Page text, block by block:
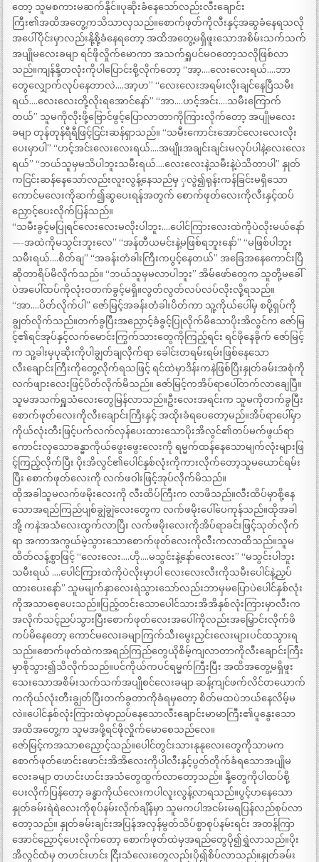
တော့ သူမစကားမဆက်နိုင်။ပုဆိုးခံနေသော်လည်းလီးချောင်း
ကြီး၏အထိအတွေ့ကသိသာလှသည်။စောက်ဖုတ်ကိုလီးနှင့်အဆွခံနေရသလို
အပေါ်ပိုင်းမှာလည်းနို့စို့ခံနေရတော့ အထိအတွေ့မရှိဖူးသောအစိမ်းသက်သက်
အပျိုမလေးခမျာ ရင်ဖိုလှိုက်မောကာ အသက်ရှူပင်မဝတော့သလိုဖြစ်လာ
သည်။ကျန်နို့တလုံးကိုပါပြောင်းစို့လိုက်တော့ “အာ့….လေးလေးရယ်….ဘာ
တွေလျှောက်လုပ်နေတာလဲ….အာ့ဟ” “လေးလေးအရမ်းလိုးချင်နေပြီသမီး
ရယ်….လေးလေးတို့လိုးရအောင်နော်” “အာ….ဟင့်အင်း….သမီးကြောက်
တယ်” သူမကိုလိုးဖို့ဗြောင်ဖွင့်ပြောလာတာကိုကြားလိုက်တော့ အပျိုမလေး
ခမျာ တုန်တုန်ရီရီဖြင့်ငြင်းဆန်ရှာသည်။ “သမီးကောင်းအောင်လေးလေးလိုး
ပေးမှာပါ” “ဟင့်အင်းလေးလေးရယ်….အမျိုးအချင်းချင်းမလုပ်ပါနဲ့လေးလေး
ရယ်” “ဘယ်သူမှမသိပါဘူးသမီးရယ်….လေးလေးနဲ့သမီးနဲ့ပဲသိတာပါ” နှုတ်
ကငြင်းဆန်နေသော်လည်းလူးလွန့်နေသည်မှ ှလွဲ၍ရုန်းကန်ခြင်းမရှိသော
ကောင်မလေးကိုဆက်၍ဆွပေးရန်အတွက် စောက်ဖုတ်လေးကိုလီးနှင့်ထပ်
ညှောင့်ပေးလိုက်ပြန်သည်။
“သမီးခွင့်မပြုရင်လေးလေးမလိုးပါဘူး….ပေါင်ကြားလေးထဲကိုပဲလိုးမယ်နော်
—-အထဲကိုမသွင်းဘူးလေ” “အန်တီယမင်းနဲ့မဖြစ်ရဘူးနော်” “မဖြစ်ပါဘူး
သမီးရယ်….စိတ်ချ” “အခန်းတံခါးကြီးကပွင့်နေတယ်” အခြေအနေကောင်းပြီ
ဆိုတာရိပ်မိလိုက်သည်။ “ဘယ်သူမှမလာပါဘူး” အိမ်ဖော်တွေက သူတို့မခေါ်
ပဲအပေါ်ထပ်ကိုလုံးဝတက်ခွင့်မရှိ။လွတ်လွတ်လပ်လပ်လိုးလို့ရသည်။
“အာ….ပိတ်လိုက်ပါ” ဇော်မြင့်အခန်းတံခါးပိတ်ကာ သူ့ကိုယ်ပေါ်မှ စပို့ရှပ်ကို
ချွတ်လိုက်သည်။တက်ခွပြီးအညှောင့်ခံခွင့်ပြုလိုက်မိသောပိုးအိလွင်က ဇော်မြ
င့်၏ရင်အုပ်နှင့်လက်မောင်းကြွက်သားတွေကိုကြည့်ရင်း ရင်ဖိုနေခိုက် ဇော်မြင့်
က သူ့ခါးမှပုဆိုးကိုပါချွတ်ချလိုက်ရာ ခေါင်းတရမ်းရမ်းဖြစ်နေသော
လီးချောင်းကြီးကိုတွေ့လိုက်ရသဖြင့် ရင်ထဲမှာဒိန်းကနဲဖြစ်ပြီးနှုတ်ခမ်းအစုံကို
လက်ဖျားလေးဖြင့်ပိတ်လိုက်မိသည်။ ဇော်မြင့်ကအိပ်ရာပေါ်တက်လာချေပြီ။
သူမအသက်ရှူသံလေးတွေမြန်လာသည်။ဦးလေးအရင်းက သူမကိုတက်ခွပြီး
စောက်ဖုတ်လေးကိုလီးချောင်းကြီးနှင့် အထိုးခံရပေတော့မည်။အိပ်ရာပေါ်မှာ
ကိုယ်လုံးတီးဖြင့်ပက်လက်လှန်ပေးထားသောပိုးအိလွင်၏တပ်မက်ဖွယ်ရာ
ကောင်းလှသောခန္ဓာကိုယ်ဖွေးဖွေးလေးကို ရမ္မက်ထန်နေသောမျက်လုံးများဖြ
င့်ကြည့်လိုက်ပြီး ပိုးအိလွင်၏ပေါင်နှစ်လုံးကိုကားလိုက်တော့သူမယောင်ရမ်း
ပြီး စောက်ဖုတ်လေးကို လက်ဖဝါးဖြင့်အုပ်လိုက်မိသည်။
ထိုအခါသူမလက်ဖမိုးလေးကို လီးထိပ်ကြီးက လာဖိသည်။လီးထိပ်မှာစို့နေ
သောအရည်ကြည်ပျစ်ချွဲချွဲလေးတွေက လက်ဖမိုးပေါ်ပေကုန်သည်။ထိုအခါ
အို့ ကနဲအသံလေးထွက်လာပြီး လက်ဖမိုးလေးကိုအိပ်ရာခင်းဖြင့်သုတ်လိုက်
ရာ အကာအကွယ်မဲ့သွားသောစောက်ဖုတ်လေးကိုလီးကလာထိသည်။သူမ
ထိတ်လန့်စွာဖြင့် “လေးလေး….ဟို….မသွင်းနဲ့နော်လေးလေး” “မသွင်းပါဘူး
သမီးရယ် ….ပေါင်ကြားထဲကိုပဲလိုးမှာပါ လေးလေးလီးကိုသမီးပေါင်နဲ့ညှပ်
ထားပေးနော်” သူမမျက်နှာလေးရဲသွားသော်လည်းဘာမှမပြောပဲပေါင်နှစ်လုံး
ကိုအသာစေ့ပေးသည်။ပြည့်တင်းသောပေါင်သားအိအိနှစ်လုံးကြားမှာလီးက
အလိုက်သင့်ညပ်သွားပြီးစောက်ဖုတ်လေးအပေါ်ကိုလည်းအမြှောင်းလိုက်ဖိ
ကပ်မိနေတော့ ကောင်မလေးခမျာကြက်သီးမွေးညှင်းလေးများပင်ထသွားရ
သည်။စောက်ဖုတ်ထဲကအရည်ကြည်တွေယိုစိမ့်ကျလာတာကိုလီးချောင်းကြီး
မှာစိုသွား၍သိလိုက်သည်။ပင်ကိုယ်ကပင်ရမ္မက်ကြီးပြီး အထိအတွေ့မရှိဖူး
သေးသောအစိမ်းသက်သက်အပျိုစင်လေးခမျာ ဆန့်ကျင်ဖက်လိင်တယောက်
ကကိုယ်လုံးတီးချွတ်ပြီးတက်ခွတာကိုခံရမှတော့ စိတ်မထပဲဘယ်နေလိမ့်မ
လဲ။ပေါင်နှစ်လုံးကြားထဲမှာညပ်နေသောလီးချောင်းမာမာကြီး၏ပူနွေးသော
အထိအတွေ့က သူမအဖို့ရင်ဖိုလှိုက်မောစေသည်လေ။
ဇော်မြင့်ကအသာစညှောင့်သည်။ပေါင်တွင်းသားနုနုလေးတွေကိုသာမက
စောက်ဖုတ်ဖောင်းဖောင်းအိအိလေးကိုပါလီးနှင့်ပွတ်တိုက်ခံရသောအပျိုမ
လေးခမျာ တဟင်းဟင်းအသံတွေထွက်လာတော့သည်။ နို့တွေကိုပါထပ်စို့
ပေးလိုက်ပြန်တော့ ခန္ဓာကိုယ်လေးကပါလူးလွန့်လာရသည်။ပွင့်ဟနေသော
နှုတ်ခမ်းရဲရဲလေးကိုစုပ်နမ်းလိုက်ချိန်မှာ သူမကပါအငမ်းမရပြန်လည်စုပ်လာ
တော့သည်။ နှုတ်ခမ်းချင်းအပြန်အလှန်မွတ်သိပ်စွာစုပ်နမ်းရင်း အတန်ကြာ
အောင်ညှောင့်ပေးလိုက်တော့ စောက်ဖုတ်ထဲမှအရည်တွေပို၍ရွှဲလာသည်။ပိုး
အိလွင်ထံမှ တဟင်းဟင်း ငြီးသံလေးတွေလည်းပို၍စိပ်လာသည်။နှုတ်ခမ်း